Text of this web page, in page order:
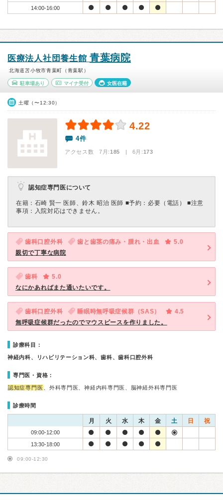
14:00-16:00
医療法人社団養生館 青葉病院
北海道苫小牧市青葉町（青葉駅）
駐車場あり マイナ受付 女医在籍
土曜（〜12:30）
4.22
4件
アクセス数 7月:185 | 6月:173
認知症専門医について
在籍：石崎 賢一 医師、鈴木 昭治 医師 ■予約：必要（電話） ■注意
事項：入院対応はできません。
歯科口腔外科 歯と歯茎の痛み・腫れ・出血
5.0
親切で丁寧な病院
歯科
5.0
なにかあればまた通いたいです。
歯科口腔外科 睡眠時無呼吸症候群（SAS）
4.5
無呼吸症候群だったのでマウスピースを作りました。
診療科目：
神経内科、リハビリテーション科、歯科、歯科口腔外科
専門医・資格：
認知症専門医 、外科専門医、神経内科専門医、脳神経外科専門医
診療時間
月 火 水 木 金 土 日 祝
09:00-12:00
13:30-18:00
09:00-12:30